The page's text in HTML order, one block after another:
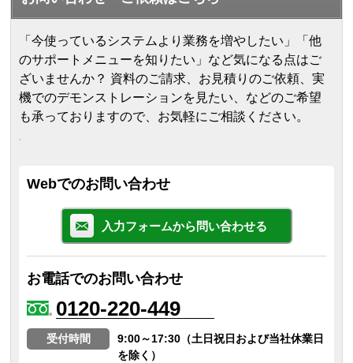
「今使っているシステムより業務を増やしたい」「他
のサポートメニューを知りたい」など気になる点はご
ざいませんか？ 資料のご請求、お見積りのご依頼、実
機でのデモンストレーションを見たい、などのご希望
も承っておりますので、お気軽にご相談ください。
Webでのお問い合わせ
入力フォームから問い合わせる
お電話でのお問い合わせ
0120-220-449
受付時間
9:00～17:30（土日祝日および当社休業日
を除く）